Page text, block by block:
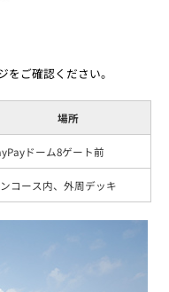
ご確認ください。
場所
ドーム8ゲート前
コース内、外周デッキ